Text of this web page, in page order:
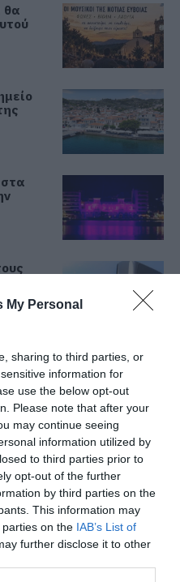
My Personal
sharing to third parties, or
information for
use the below opt-out
Please note that after your
may continue seeing
information utilized by
to third parties prior to
opt-out of the further
by third parties on the
This information may
on the IAB’s List of
further disclose it to other
θα
στη
ειδήσεις
ΕΥΒΟΙΑ